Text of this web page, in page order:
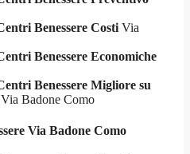
Benessere Costi Via
Benessere Economiche
Benessere Migliore su
Via Badone Como
Via Badone Como